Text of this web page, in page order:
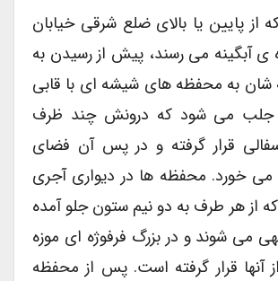
از پایین یا بالای ضلع شرقی خیابان
ی آبگینه می رسند، پیش از رسیدن به
شان به محفظه های شیشه ای با قابی
جلب می شود که درونش چند ظرف
قرار گرفته و در پس آن فضای
خورد. محفظه ها در دیواری آجری
از هر طرف به دو نیم ستون جلو آمده
می شوند و در بزرگ فرفوژه ای موزه
قرار گرفته است. پس از محفظه